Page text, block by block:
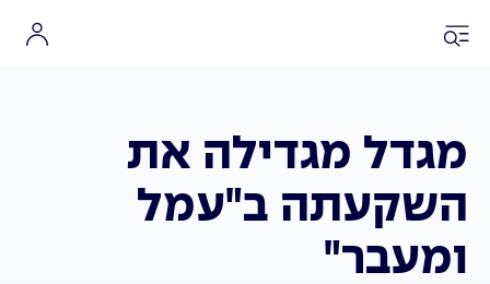
מגדל מגדילה את
השקעתה ב"עמל
ומעבר"